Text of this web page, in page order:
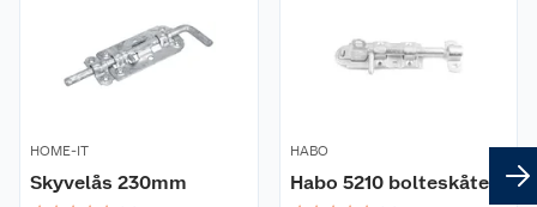
HOME-IT
Skyvelås 230mm
HABO
Habo 5210 bolteskåte
Retur- og angrerett
Våre merkevarer
Kjøpsvilkår
Hageinspirasjon